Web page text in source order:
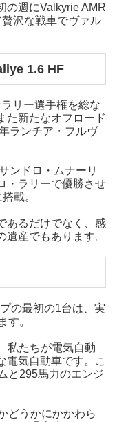
の週にValkyrie AMR
沢な戦車でヴァル
1.6 HF
リー選手権を総な
た新たなオフロード
ランチア・フルヴ
ンドロ・ムナーリ
・ラリーで優勝させ
載。
あるだけでなく、感
産でもあります。
の最初の1台は、実
す。
私たちが電気自動
電気自動車です。こ
と295馬力のエンジ
どうかにかかわら